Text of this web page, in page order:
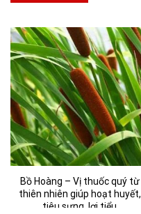
Bồ Hoàng – Vị thuốc quý từ
thiên nhiên giúp hoạt huyết,
tiêu sưng, lợi tiểu